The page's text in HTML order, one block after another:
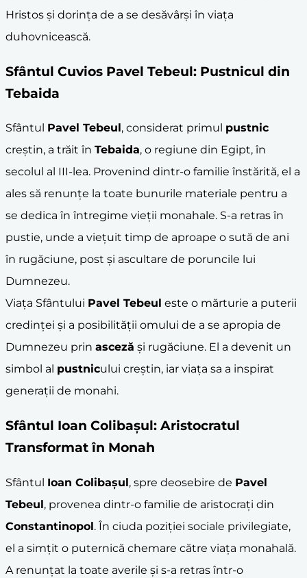
Hristos și dorința de a se desăvârși în viața
duhovnicească.
Sfântul Cuvios Pavel Tebeul: Pustnicul din
Tebaida
Sfântul Pavel Tebeul, considerat primul pustnic
creștin, a trăit în Tebaida, o regiune din Egipt, în
secolul al III-lea. Provenind dintr-o familie înstărită, el a
ales să renunțe la toate bunurile materiale pentru a
se dedica în întregime vieții monahale. S-a retras în
pustie, unde a viețuit timp de aproape o sută de ani
în rugăciune, post și ascultare de poruncile lui
Dumnezeu.
Viața Sfântului Pavel Tebeul este o mărturie a puterii
credinței și a posibilității omului de a se apropia de
Dumnezeu prin asceză și rugăciune. El a devenit un
simbol al pustnicului creștin, iar viața sa a inspirat
generații de monahi.
Sfântul Ioan Colibașul: Aristocratul
Transformat în Monah
Sfântul Ioan Colibașul, spre deosebire de Pavel
Tebeul, provenea dintr-o familie de aristocrați din
Constantinopol. În ciuda poziției sociale privilegiate,
el a simțit o puternică chemare către viața monahală.
A renunțat la toate averile și s-a retras într-o